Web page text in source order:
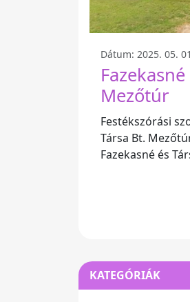
Dátum: 2025. 05.
Mezőtúr
Festékszórási
Társa Bt.
Fazekasné és
KATEGÓRIÁK